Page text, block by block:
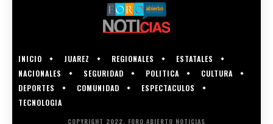
INICIO JUAREZ REGIONALES
ESTATALES
NACIONALES
SEGURIDAD POLITICA
CULTURA
DEPORTES
COMUNIDAD
ESPECTACULOS
TECNOLOGIA
COPYRIGHT 2022, FORO ABIERTO NOTICIAS